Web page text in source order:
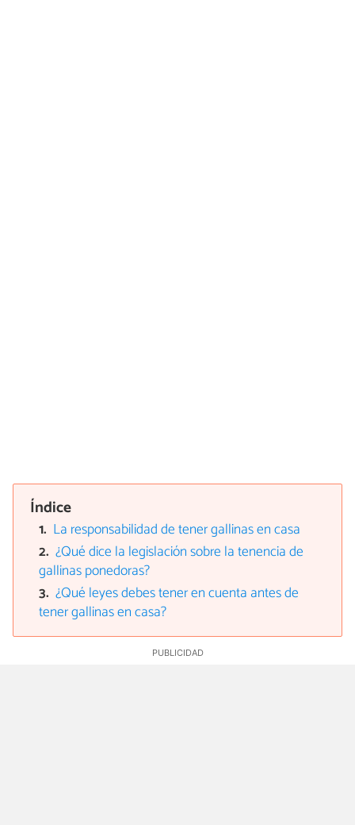
Índice
La responsabilidad de tener gallinas en casa
¿Qué dice la legislación sobre la tenencia de
gallinas ponedoras?
¿Qué leyes debes tener en cuenta antes de
tener gallinas en casa?